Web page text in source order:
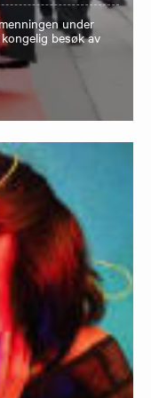
under
besøk av